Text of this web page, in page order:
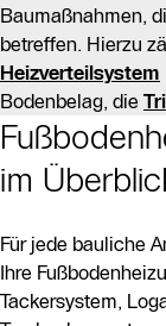
Baumaßnahmen,
betreffen. Hierzu
Heizverteilsystem
Bodenbelag, die
im
Für jede bauliche
Ihre
Tackersystem,